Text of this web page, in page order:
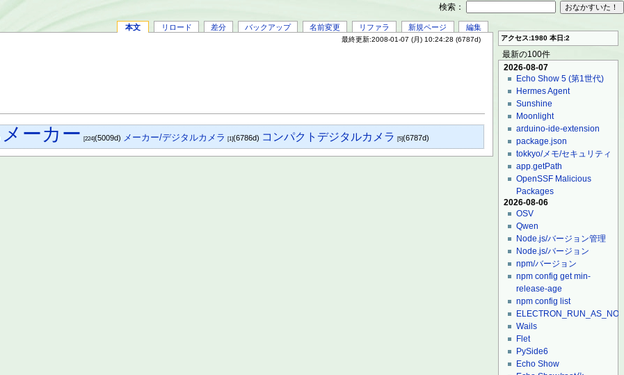
本文 リロード 差分 バックアップ 名前変更 リファラ 新規ページ 編集
最終更新:2008-01-07 (月) 10:24:28 (6787d)
メーカー [224](5009d) メーカー/デジタルカメラ [1](6786d) コンパクトデジタルカメラ [5](6787d)
アクセス:1980 本日:2
最新の100件
2026-08-07
Echo Show 5 (第1世代)
Hermes Agent
Sunshine
Moonlight
arduino-ide-extension
package.json
tokkyo/メモ/セキュリティ
app.getPath
OpenSSF Malicious
Packages
2026-08-06
OSV
Qwen
Node.js/バージョン管理
Node.js/バージョン
npm/バージョン
npm config get min-
release-age
npm config list
Wails
Flet
PySide6
Echo Show
検索：